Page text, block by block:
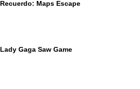
Recuerdo: Maps Escape
Lady Gaga Saw Game